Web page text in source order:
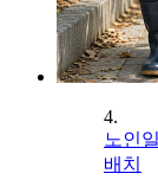
4.
노인
배치